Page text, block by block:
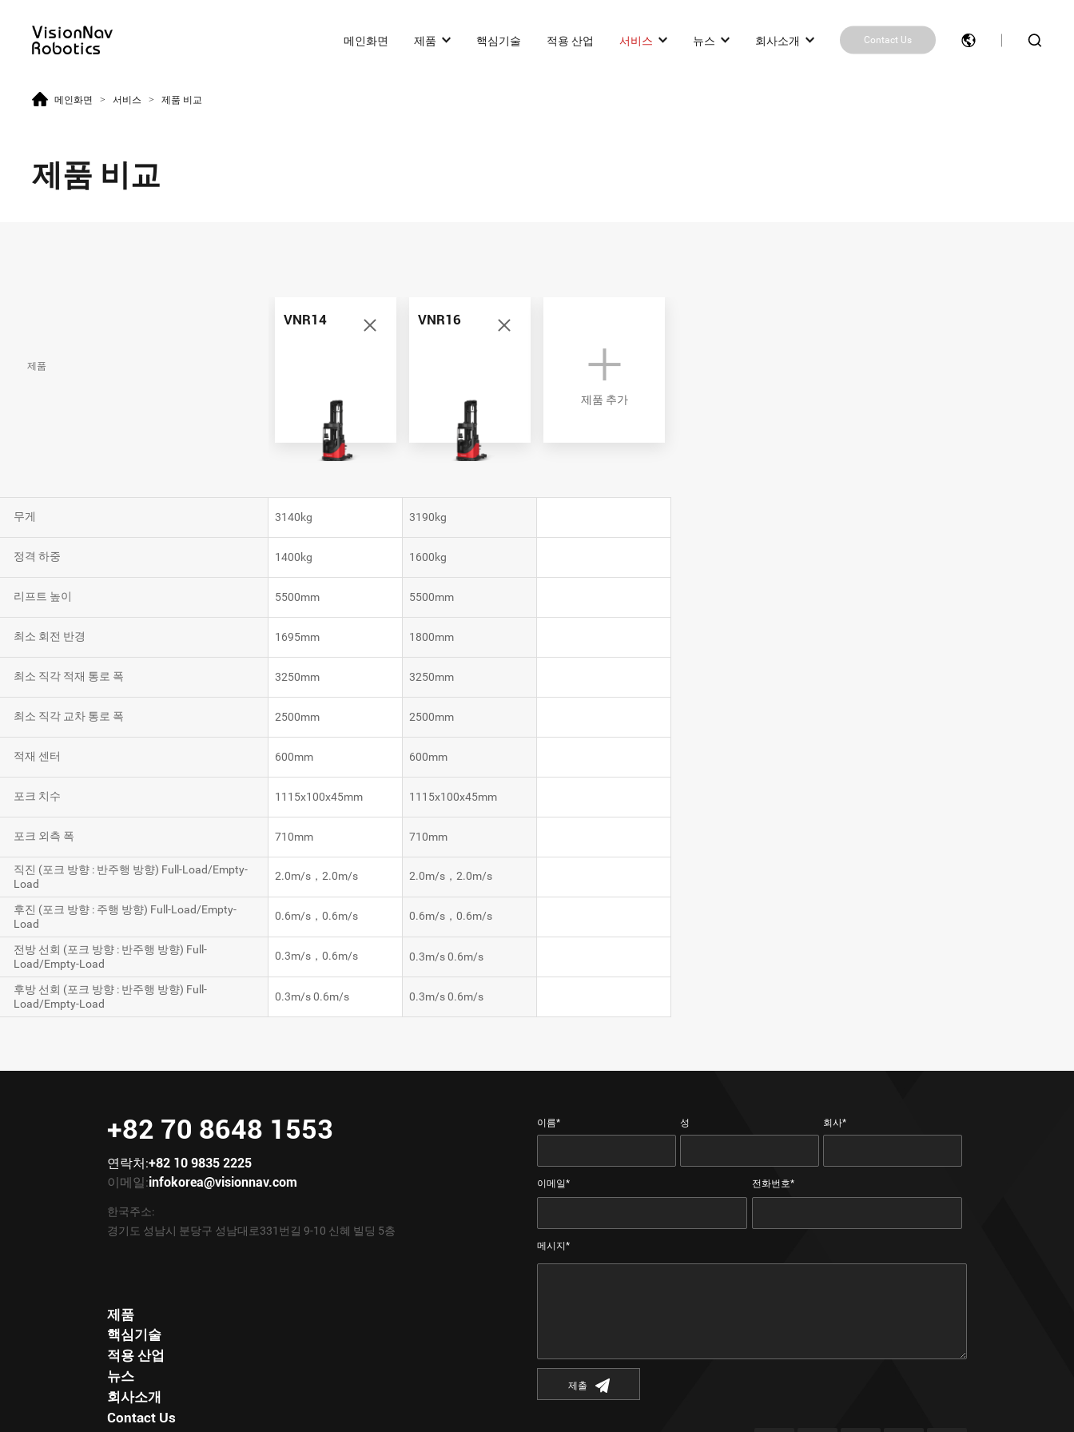
메인화면 제품 핵심기술 적용 산업 서비스 뉴스 회사소개 Contact Us
VNST20-SINGLE
메인화면 > 서비스 > 제품 비교
제품 비교
제품
무게
정격 하중
리프트 높이
최소 회전 반경
최소 직각 적재 통로 폭
최소 직각 교차 통로 폭
적재 센터
포크 치수
포크 외측 폭
직진 (포크 방향 : 반주행 방향) Full-Load/Empty-
Load
후진 (포크 방향 : 주행 방향) Full-Load/Empty-
Load
전방 선회 (포크 방향 : 반주행 방향) Full-
Load/Empty-Load
후방 선회 (포크 방향 : 반주행 방향) Full-
Load/Empty-Load
VNR14
3140kg
1400kg
5500mm
1695mm
3250mm
2500mm
600mm
1115x100x45mm
710mm
2.0m/s，2.0m/s
0.6m/s，0.6m/s
0.3m/s，0.6m/s
0.3m/s 0.6m/s
VNR16
3190kg
1600kg
5500mm
1800mm
3250mm
2500mm
600mm
1115x100x45mm
710mm
2.0m/s，2.0m/s
0.6m/s，0.6m/s
0.3m/s 0.6m/s
0.3m/s 0.6m/s
제품 추가
+82 70 8648 1553
연락처:+82 10 9835 2225
이메일:infokorea@visionnav.com
한국주소:
경기도 성남시 분당구 성남대로331번길 9-10 신혜 빌딩 5층
제품
핵심기술
적용 산업
뉴스
회사소개
Contact Us
이름* 성 회사*
이메일* 전화번호*
메시지*
제출